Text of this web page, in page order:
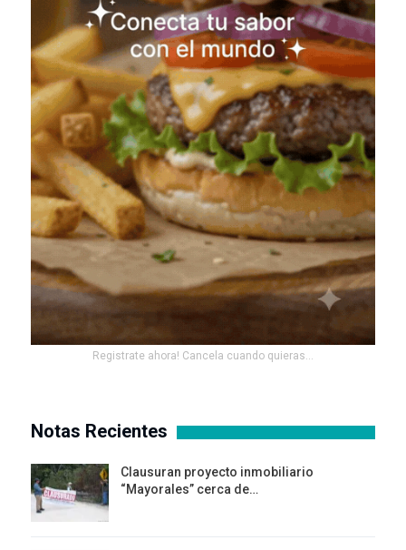
Registrate ahora! Cancela cuando quieras...
Notas Recientes
Clausuran proyecto inmobiliario
“Mayorales” cerca de…